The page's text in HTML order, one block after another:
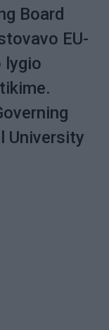
Board
EU-
lygio
University